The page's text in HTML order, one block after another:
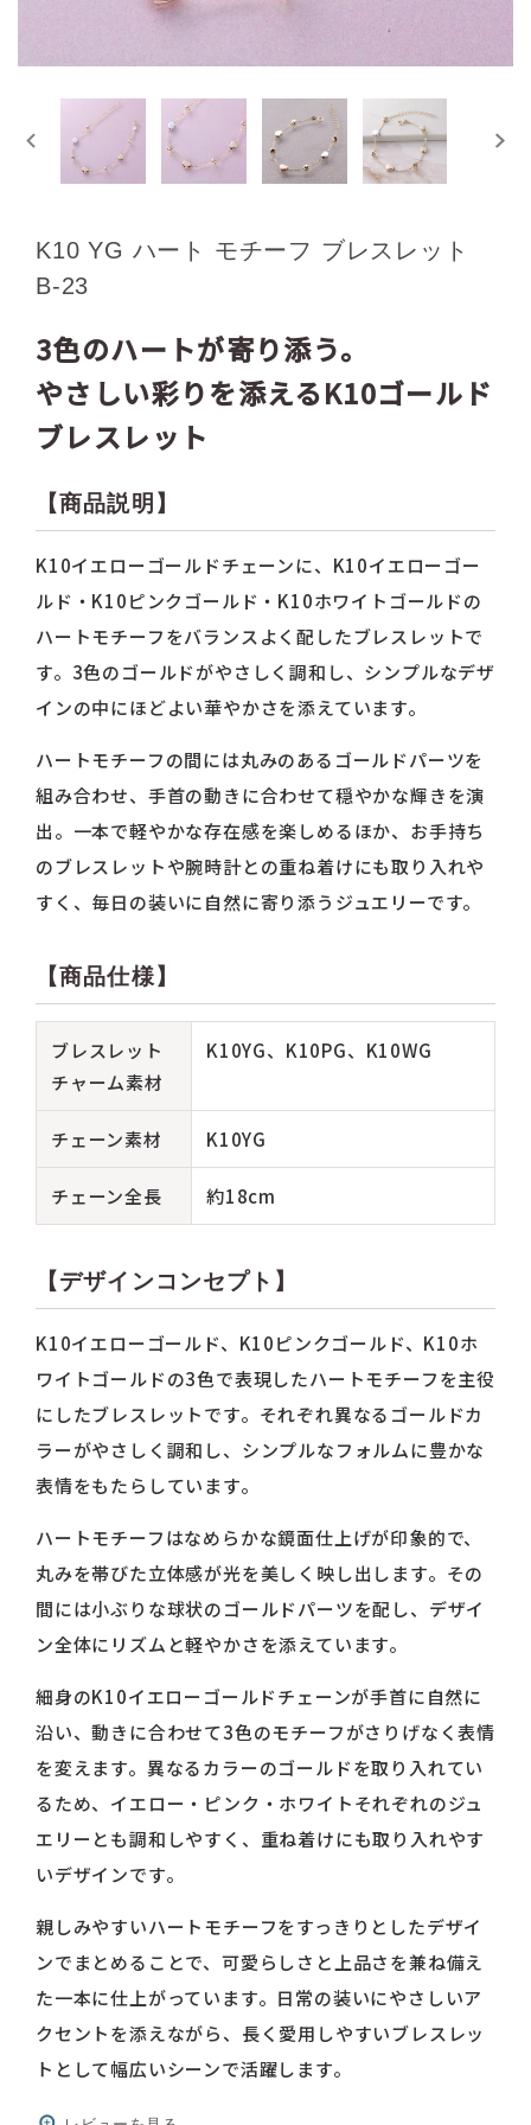
K10 YG ハート モチーフ ブレスレット
B-23
3色のハートが寄り添う。
やさしい彩りを添えるK10ゴールド
ブレスレット
【商品説明】
K10イエローゴールドチェーンに、K10イエローゴー
ルド・K10ピンクゴールド・K10ホワイトゴールドの
ハートモチーフをバランスよく配したブレスレットで
す。3色のゴールドがやさしく調和し、シンプルなデザ
インの中にほどよい華やかさを添えています。
ハートモチーフの間には丸みのあるゴールドパーツを
組み合わせ、手首の動きに合わせて穏やかな輝きを演
出。一本で軽やかな存在感を楽しめるほか、お手持ち
のブレスレットや腕時計との重ね着けにも取り入れや
すく、毎日の装いに自然に寄り添うジュエリーです。
【商品仕様】
ブレスレット
チャーム素材
K10YG、K10PG、K10WG
チェーン素材 K10YG
チェーン全長 約18cm
【デザインコンセプト】
K10イエローゴールド、K10ピンクゴールド、K10ホ
ワイトゴールドの3色で表現したハートモチーフを主役
にしたブレスレットです。それぞれ異なるゴールドカ
ラーがやさしく調和し、シンプルなフォルムに豊かな
表情をもたらしています。
ハートモチーフはなめらかな鏡面仕上げが印象的で、
丸みを帯びた立体感が光を美しく映し出します。その
間には小ぶりな球状のゴールドパーツを配し、デザイ
ン全体にリズムと軽やかさを添えています。
細身のK10イエローゴールドチェーンが手首に自然に
沿い、動きに合わせて3色のモチーフがさりげなく表情
を変えます。異なるカラーのゴールドを取り入れてい
るため、イエロー・ピンク・ホワイトそれぞれのジュ
エリーとも調和しやすく、重ね着けにも取り入れやす
いデザインです。
親しみやすいハートモチーフをすっきりとしたデザイ
ンでまとめることで、可愛らしさと上品さを兼ね備え
た一本に仕上がっています。日常の装いにやさしいア
クセントを添えながら、長く愛用しやすいブレスレッ
トとして幅広いシーンで活躍します。